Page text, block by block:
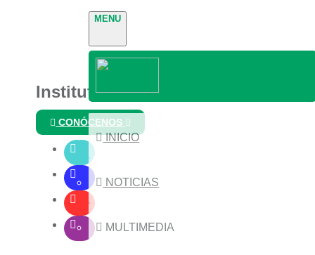
MENU
INICIO
NOTICIAS
MULTIMEDIA
Instituto Nacional de Parques
CONÓCENOS